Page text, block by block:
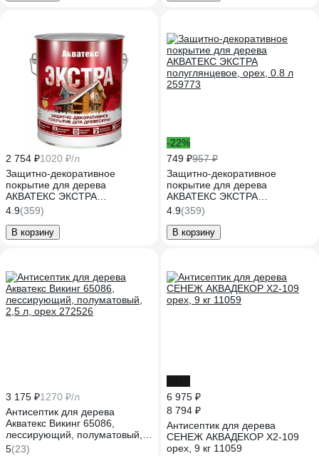
2 754 ₽1020 ₽/л
Защитно-декоративное
покрытие для дерева
АКВАТЕКС ЭКСТРА
полуглянцевое, орех, 2.7 л
259745
4.9(359)
В корзину
-22%
749 ₽957 ₽
Защитно-декоративное
покрытие для дерева
АКВАТЕКС ЭКСТРА
полуглянцевое, орех, 0.8 л
259773
4.9(359)
В корзину
3 175 ₽1270 ₽/л
Антисептик для дерева
Акватекс Викинг 65086,
лессирующий, полуматовый,
2,5 л, орех 272526
5(23)
6 975 ₽
8 794 ₽
Антисептик для дерева
СЕНЕЖ АКВАДЕКОР Х2-109
орех, 9 кг 11059